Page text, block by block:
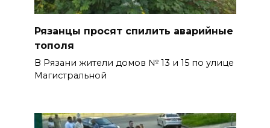
Рязанцы просят спилить аварийные
тополя
В Рязани жители домов № 13 и 15 по улице
Магистральной